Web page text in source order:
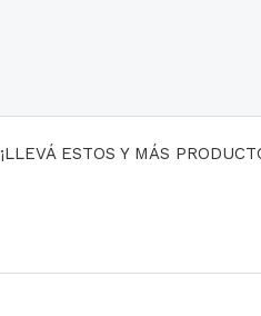
¡LLEVÁ ESTOS Y MÁS